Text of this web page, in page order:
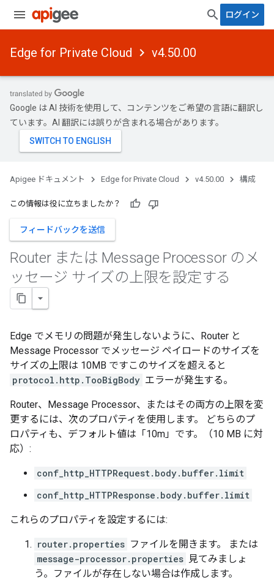
ログイン
Edge for Private Cloud v4.50.00
Google は AI 技術を使用して、コンテンツをご希望の言語に翻訳し
ています。AI 翻訳には誤りが含まれる場合があります。
Apigee ドキュメント Edge for Private Cloud v4.50.00 構成
この情報は役に立ちましたか？
フィードバックを送信
Router または Message Processor のメ
ッセージ サイズの上限を設定する
Edge でメモリの問題が発生しないように、Router と
Message Processor でメッセージ ペイロードのサイズを
サイズの上限は 10MB ですこのサイズを超えると
protocol.http.TooBigBody エラーが発生する。
Router、Message Processor、またはその両方の上限を変
更するには、次のプロパティを使用します。 どちらのプ
ロパティも、デフォルト値は「10m」です。（10 MB に対
応）:
conf_http_HTTPRequest.body.buffer.limit
conf_http_HTTPResponse.body.buffer.limit
これらのプロパティを設定するには:
router.properties ファイルを開きます。 または
message-processor.properties 見てみましょ
う。ファイルが存在しない場合は作成します。